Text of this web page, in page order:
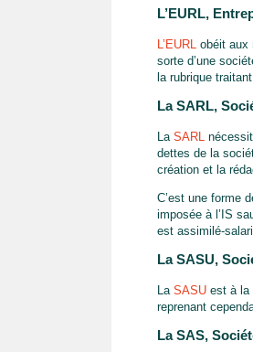
L’EURL,
L’EURL obéit aux
sorte d’une
la rubrique
La SARL,
La SARL
dettes de la
création et la
C’est une forme
imposée à l’IS
est assimilé-
La SASU,
La SASU est à la
reprenant
La SAS,